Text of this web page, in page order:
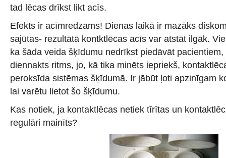
tad lēcas drīkst likt acīs.
Efekts ir acīmredzams! Dienas laikā ir mazāks
sajūtas- rezultātā kontktlēcas acīs var atstāt ilgāk.
ka šāda veida šķīdumu nedrīkst piedāvāt
diennakts ritms, jo, kā tika minēts iepriekš,
peroksīda sistēmas šķīdumā. Ir jābūt ļoti apzinīgam
lai varētu lietot šo šķīdumu.
Kas notiek, ja kontaktlēcas netiek tīrītas un
regulāri mainīts?